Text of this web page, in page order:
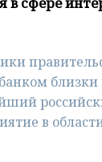
близки
в